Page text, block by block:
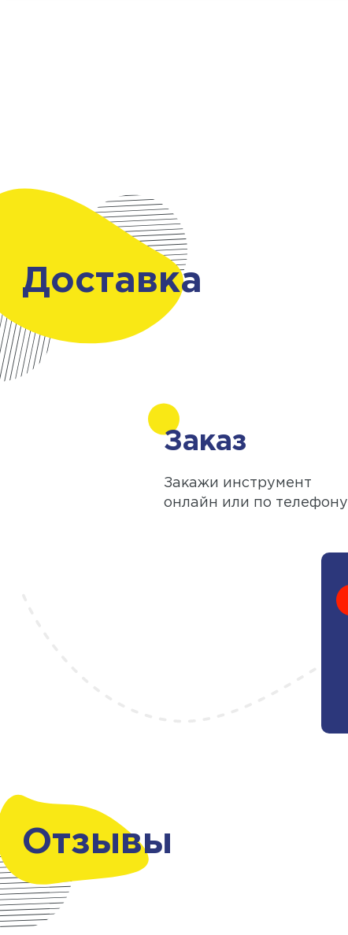
Доставка
Заказ
Закажи инструмент
онлайн или по телефону
Отзывы